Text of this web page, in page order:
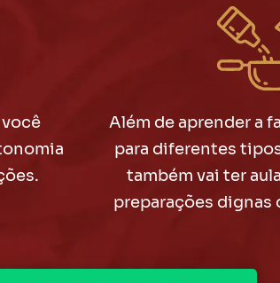
você
Além de aprender a
para diferentes
também vai ter
preparações dignas